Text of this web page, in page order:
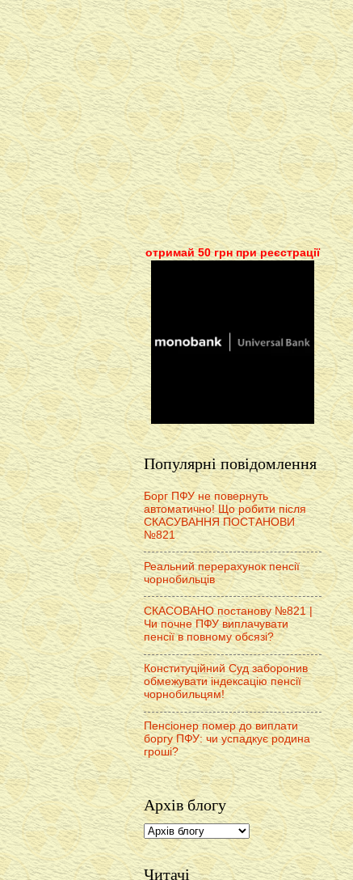
отримай 50 грн при реєстрації
Популярні повідомлення
Борг ПФУ не повернуть
автоматично! Що робити після
СКАСУВАННЯ ПОСТАНОВИ
№821
Реальний перерахунок пенсії
чорнобильців
СКАСОВАНО постанову №821 |
Чи почне ПФУ виплачувати
пенсії в повному обсязі?
Конституційний Суд заборонив
обмежувати індексацію пенсії
чорнобильцям!
Пенсіонер помер до виплати
боргу ПФУ: чи успадкує родина
гроші?
Архів блогу
Читачі